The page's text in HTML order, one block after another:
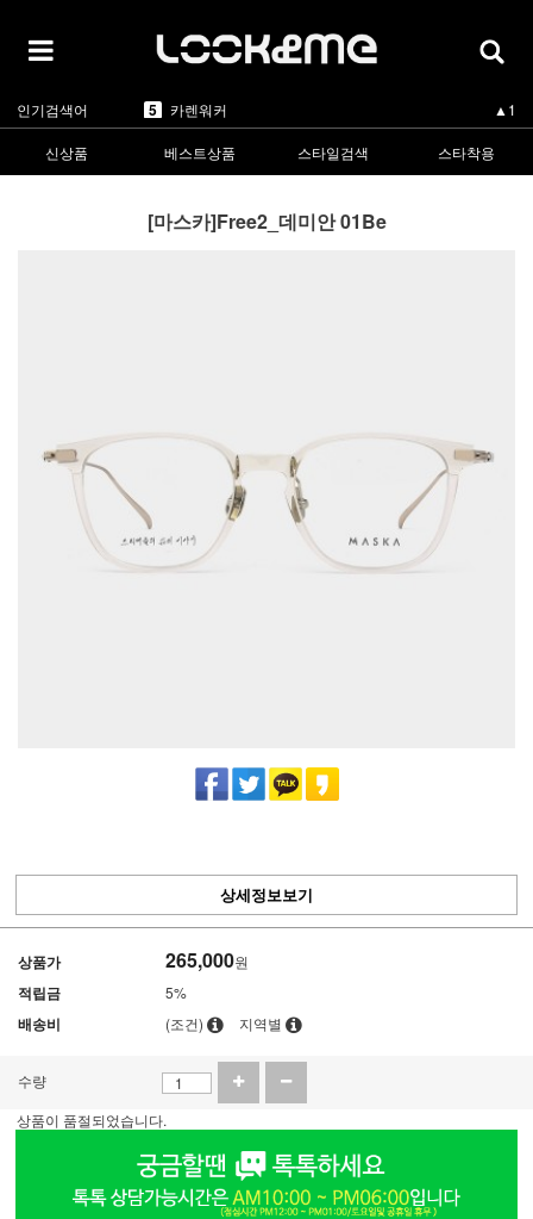
인기검색어
2 마스카 ▲3
3 린드버그 ▼-2
5
1 라피스센시블레
▲3
신상품
베스트상품 스타일검색 스타착용
[마스카]Free2_데미안 01Be
상세정보보기
상품가 265,000원
적립금 5%
배송비 (조건) 지역별
수량
상품이 품절되었습니다.